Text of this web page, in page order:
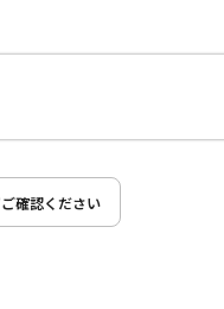
確認ください